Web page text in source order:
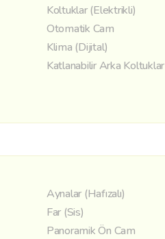
Koltuklar (Elektrikli)
Otomatik Cam
Klima (Dijital)
Katlanabilir Arka Koltuklar
Aynalar (Hafızalı)
Far (Sis)
Panoramik Ön Cam